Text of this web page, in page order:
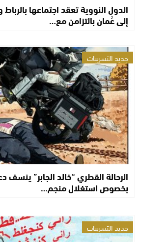
الدول النووية تعقد اجتماعها
إلى عُمان بالتزامن مع…
جديد التسريبات
الرحالة القطري “خالد الجابر” ينسف
بخصوص استغلال منجم…
جديد التسريبات